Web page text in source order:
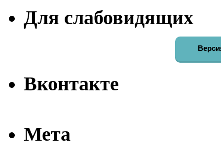
Для слабовидящих
Вконтакте
Мета